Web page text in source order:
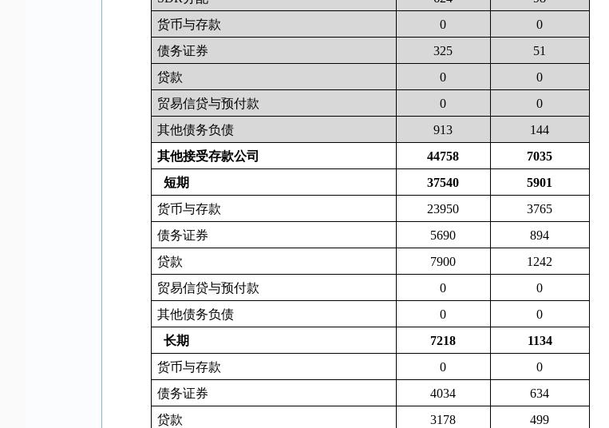
货币与存款
0
0
债务证券
325
51
贷款
0
0
贸易信贷与预付款
0
0
其他债务负债
913
144
其他接受存款公司
44758
7035
短期
37540
5901
货币与存款
23950
3765
债务证券
5690
894
贷款
7900
1242
贸易信贷与预付款
0
0
其他债务负债
0
0
长期
7218
1134
货币与存款
0
0
债务证券
4034
634
贷款
3178
499